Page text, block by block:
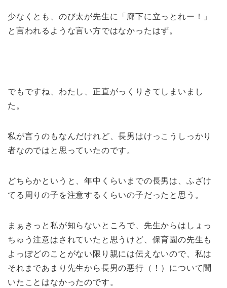
少なくとも、のび太が先生に「廊下に立っとれー！」
と言われるような言い方ではなかったはず。
でもですね、わたし、正直がっくりきてしまいまし
た。
私が言うのもなんだけれど、長男はけっこうしっかり
者なのではと思っていたのです。
どちらかというと、年中くらいまでの長男は、ふざけ
てる周りの子を注意するくらいの子だったと思う。
まぁきっと私が知らないところで、先生からはしょっ
ちゅう注意はされていたと思うけど、保育園の先生も
よっぽどのことがない限り親には伝えないので、私は
それまであまり先生から長男の悪行（！）について聞
いたことはなかったのです。